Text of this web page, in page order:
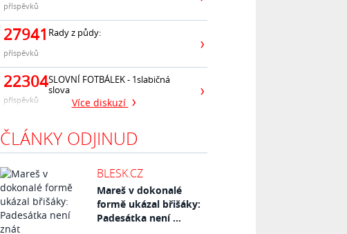
příspěvků
27941
příspěvků
Rady z půdy:
22304
příspěvků
SLOVNÍ FOTBÁLEK - 1slabičná
slova
Více diskuzí
ČLÁNKY ODJINUD
BLESK.CZ
Mareš v dokonalé
formě ukázal břišáky:
Padesátka není ...